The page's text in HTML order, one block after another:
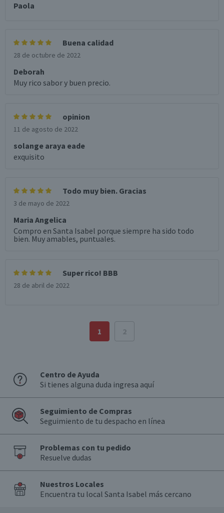
Paola
Buena calidad
28 de octubre de 2022
Deborah
Muy rico sabor y buen precio.
opinion
11 de agosto de 2022
solange araya eade
exquisito
Todo muy bien. Gracias
3 de mayo de 2022
Maria Angelica
Compro en Santa Isabel porque siempre ha sido todo
bien. Muy amables, puntuales.
Super rico! BBB
28 de abril de 2022
1 2
Centro de Ayuda
Si tienes alguna duda ingresa aquí
Seguimiento de Compras
Seguimiento de tu despacho en línea
Problemas con tu pedido
Resuelve dudas
Nuestros Locales
Encuentra tu local Santa Isabel más cercano